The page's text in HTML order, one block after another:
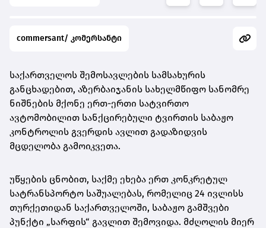
commersant/ კომერსანტი
საქართველოს შემოსავლების სამსახურის
განცხადებით, აზერბაიჯანის სახელმწიფო სანომრე
ნიშნების მქონე ერთ-ერთი სატვირთო
ავტომობილით სანქცირებული ტვირთის საბაჟო
კონტროლის გვერდის ავლით გადაზიდვის
მცდელობა გამოიკვეთა.
უწყების ცნობით, საქმე ეხება ერთ კონკრეტულ
სატრანსპორტო საშუალებას, რომელიც 24 ივლისს
თურქეთიდან საქართველოში, საბაჟო გამშვები
პუნქტი „სარფის“ გავლით შემოვიდა. მძღოლის მიერ